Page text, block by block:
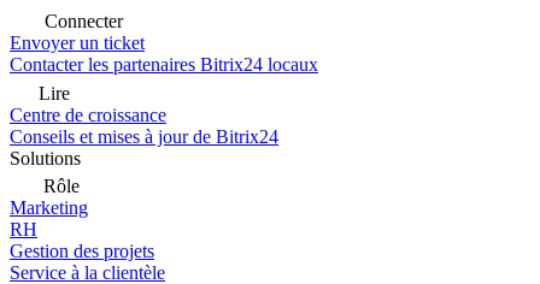
Connecter
Envoyer un ticket
Contacter les partenaires Bitrix24 locaux
Lire
Centre de croissance
Conseils et mises à jour de Bitrix24
Solutions
Rôle
Marketing
RH
Gestion des projets
Service à la clientèle